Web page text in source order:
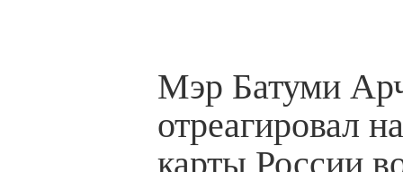
Мэр Батуми
отреагировал
карты России